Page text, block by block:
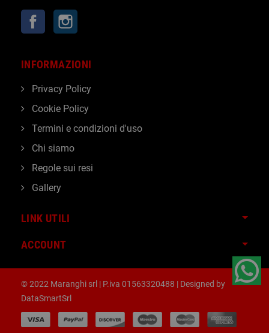
Facebook
LINK UTILI
ACCOUNT
INFORMAZIONI
Privacy Policy
Cookie Policy
Termini e condizioni d'uso
Chi siamo
Regole sui resi
Gallery
© 2022 Maranghi srl | P.iva 01563320488 | Designed by
DataSmartSrl